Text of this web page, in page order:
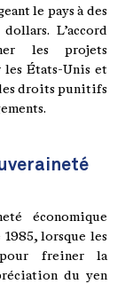
le pays à des
L’accord
les projets
les États-Unis et
droits punitifs
économique
lorsque les
pour freiner la
du yen